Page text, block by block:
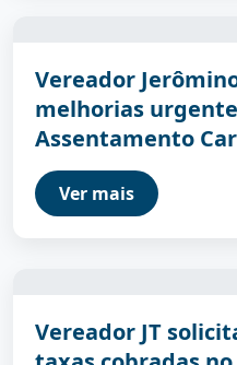
Vereador
melhorias
Assentamento
Ver mais
Vereador JT